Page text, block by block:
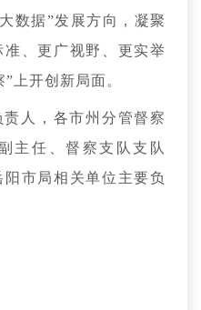
数据”发展方向，凝聚
、更广视野、更实举
上开创新局面。
人，各市州分管督察
主任、督察支队支队
市局相关单位主要负